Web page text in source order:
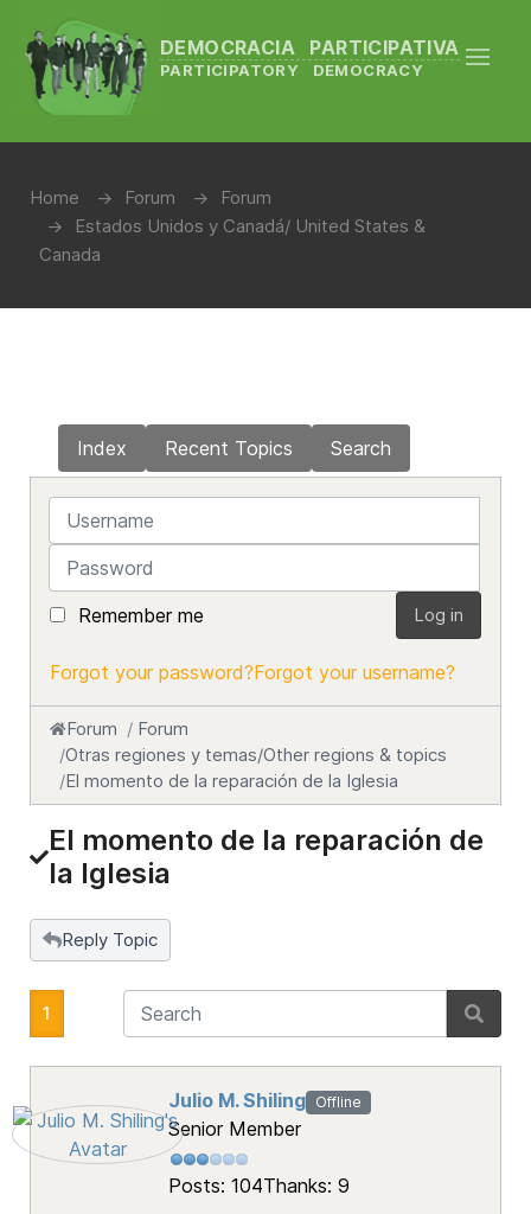
DEMOCRACIA PARTICIPATIVA
PARTICIPATORY DEMOCRACY
Home Forum
Forum
Estados Unidos y Canadá/ United States &
Canada
Index Recent Topics Search
Username
Password
Remember me Log in
Forgot your password?Forgot your username?
Forum
Forum
Otras regiones y temas/Other regions & topics
El momento de la reparación de la Iglesia
El momento de la reparación de
la Iglesia
Reply Topic
1
Julio M. Shiling Offline
Senior Member
Posts: 104Thanks: 9